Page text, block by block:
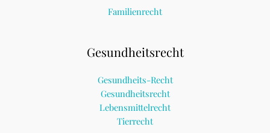
Familienrecht
Gesundheitsrecht
Gesundheits-Recht
Gesundheitsrecht
Lebensmittelrecht
Tierrecht